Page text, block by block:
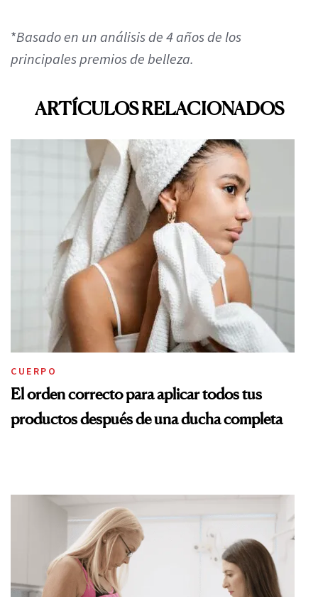
*Basado en un análisis de 4 años de los
principales premios de belleza.
ARTÍCULOS RELACIONADOS
CUERPO
El orden correcto para aplicar todos tus
productos después de una ducha completa